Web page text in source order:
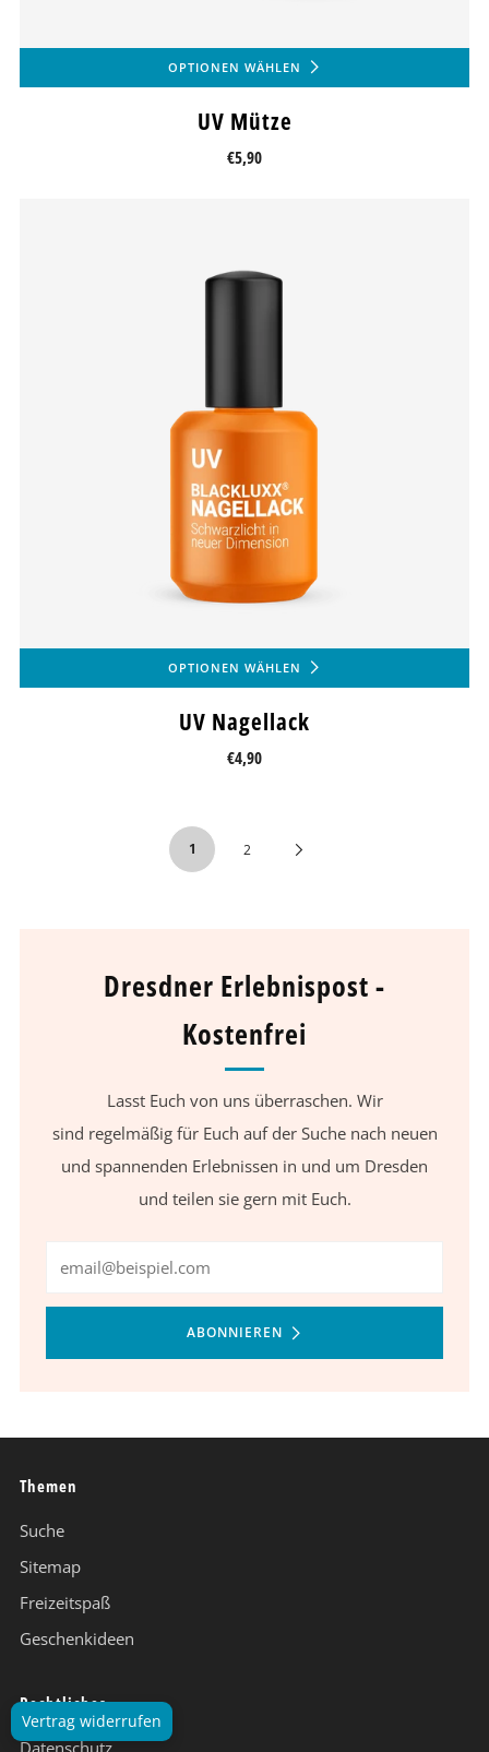
OPTIONEN WÄHLEN
UV Mütze
€5,90
OPTIONEN WÄHLEN
UV Nagellack
€4,90
1 2
Dresdner Erlebnispost -
Kostenfrei
Lasst Euch von uns überraschen. Wir
sind regelmäßig für Euch auf der Suche nach neuen
und spannenden Erlebnissen in und um Dresden
und teilen sie gern mit Euch.
ABONNIEREN
Themen
Suche
Sitemap
Freizeitspaß
Geschenkideen
Rechtliches
Datenschutz
Vertrag widerrufen